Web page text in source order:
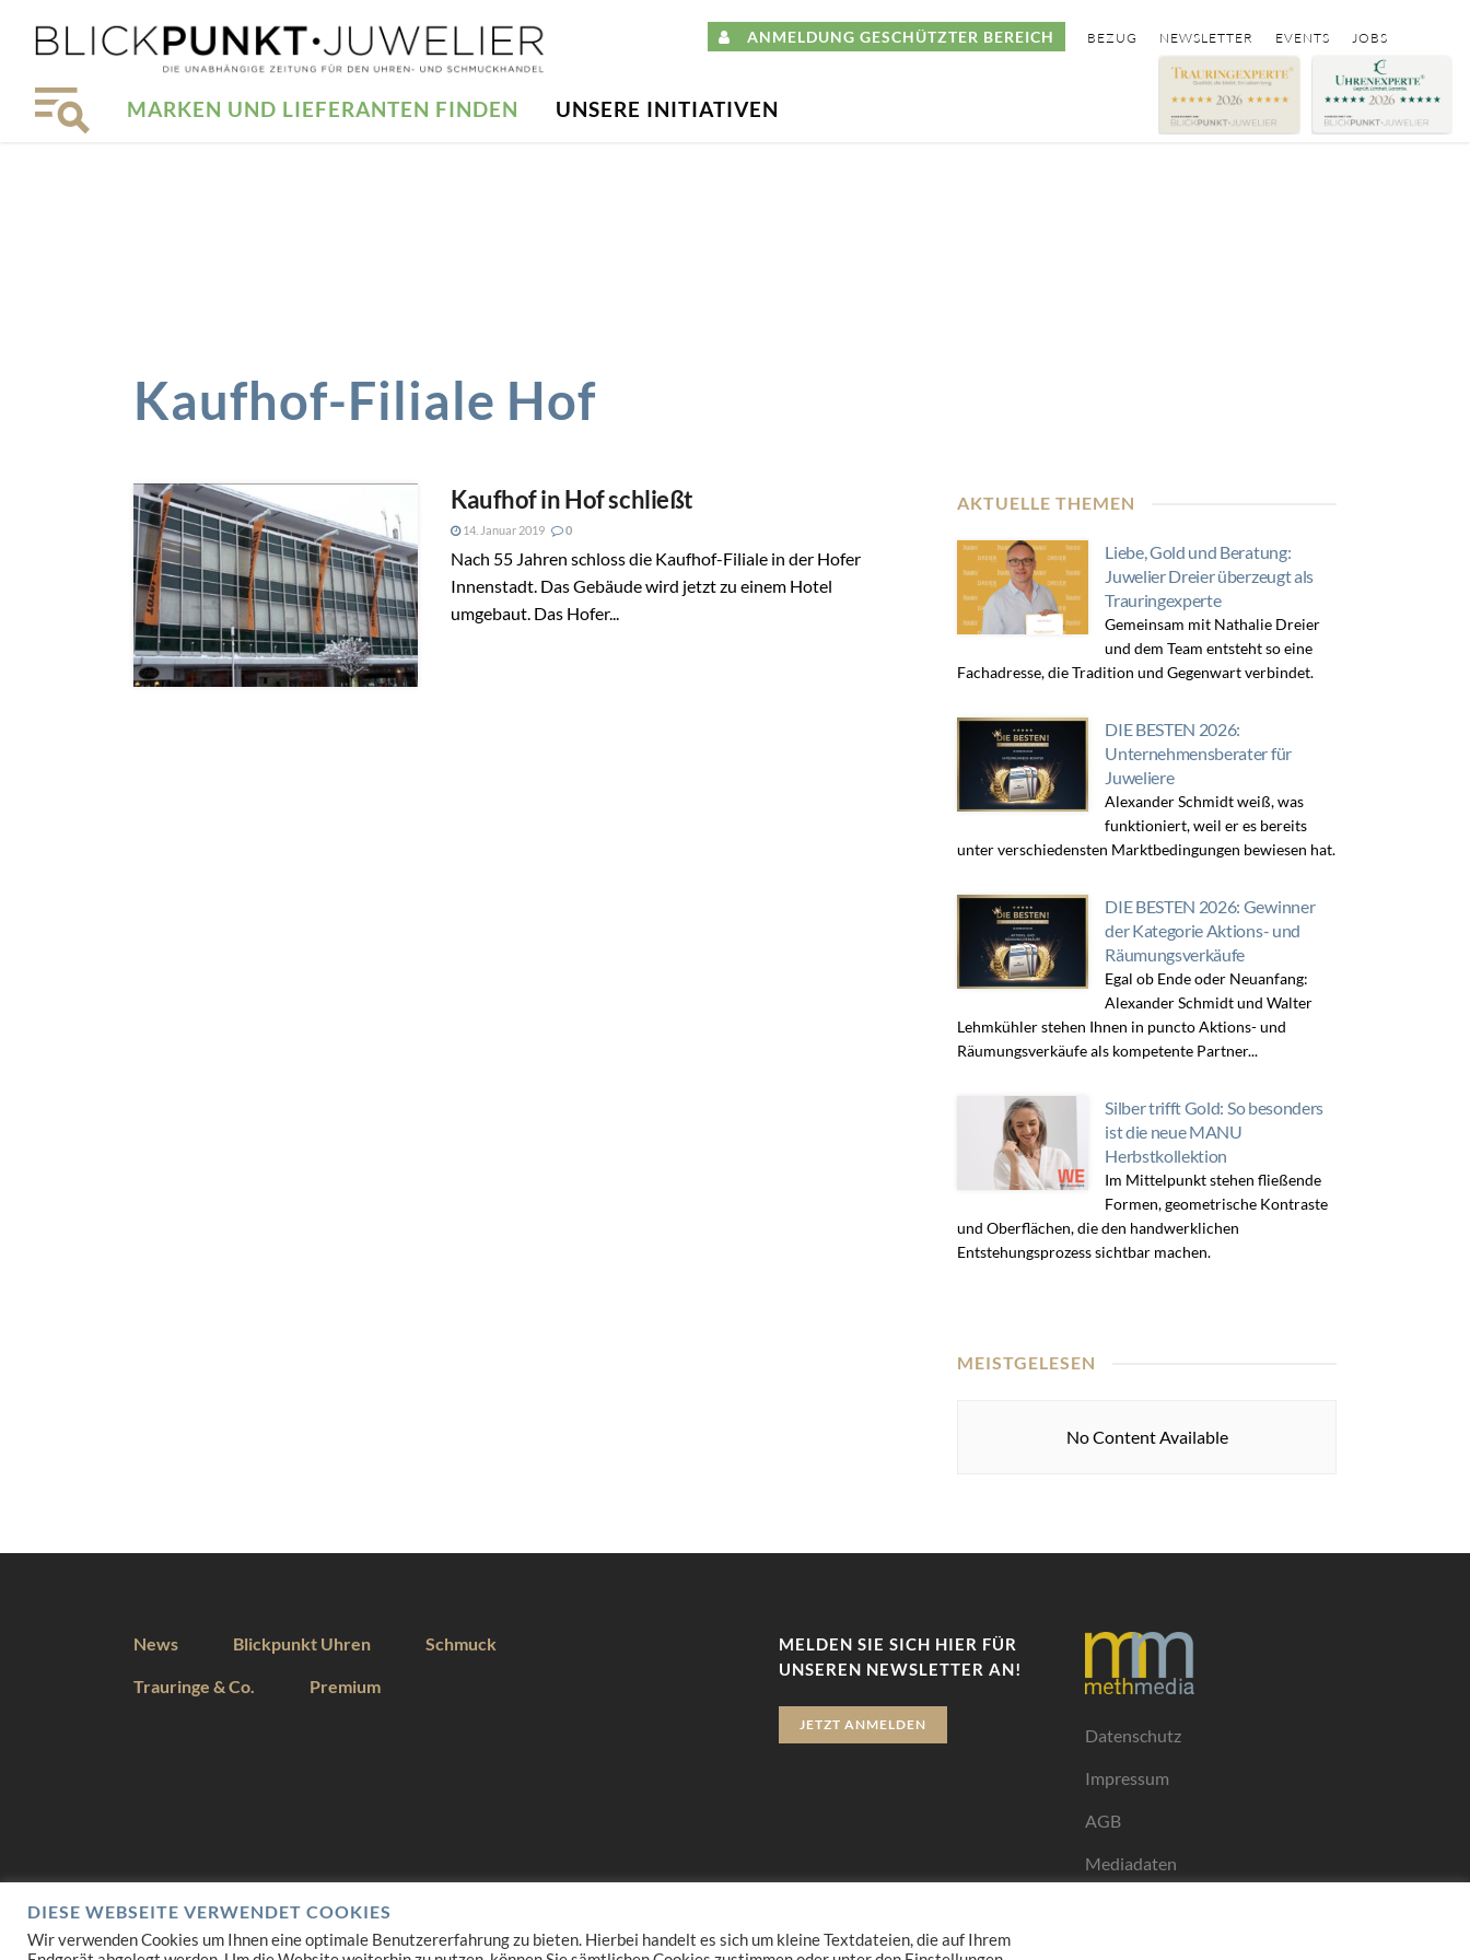
ANMELDUNG GESCHÜTZTER BEREICH BEZUG NEWSLETTER EVENTS JOBS
MARKEN UND LIEFERANTEN FINDEN UNSERE INITIATIVEN
Kaufhof-Filiale Hof
Kaufhof in Hof schließt
14. Januar 2019 0
Nach 55 Jahren schloss die Kaufhof-Filiale in der Hofer
Innenstadt. Das Gebäude wird jetzt zu einem Hotel
umgebaut. Das Hofer...
AKTUELLE THEMEN
Liebe, Gold und Beratung:
Juwelier Dreier überzeugt als
Trauringexperte
Gemeinsam mit Nathalie Dreier
und dem Team entsteht so eine
Fachadresse, die Tradition und Gegenwart verbindet.
DIE BESTEN 2026:
Unternehmensberater für
Juweliere
Alexander Schmidt weiß, was
funktioniert, weil er es bereits
unter verschiedensten Marktbedingungen bewiesen hat.
DIE BESTEN 2026: Gewinner
der Kategorie Aktions- und
Räumungsverkäufe
Egal ob Ende oder Neuanfang:
Alexander Schmidt und Walter
Lehmkühler stehen Ihnen in puncto Aktions- und
Räumungsverkäufe als kompetente Partner...
Silber trifft Gold: So besonders
ist die neue MANU
Herbstkollektion
Im Mittelpunkt stehen fließende
Formen, geometrische Kontraste
und Oberflächen, die den handwerklichen
Entstehungsprozess sichtbar machen.
MEISTGELESEN
No Content Available
News Blickpunkt Uhren Schmuck
Trauringe & Co. Premium
MELDEN SIE SICH HIER FÜR
UNSEREN NEWSLETTER AN!
JETZT ANMELDEN
Datenschutz
Impressum
AGB
Mediadaten
DIESE WEBSEITE VERWENDET COOKIES
Wir verwenden Cookies um Ihnen eine optimale Benutzererfahrung zu bieten. Hierbei handelt es sich um kleine Textdateien, die auf Ihrem